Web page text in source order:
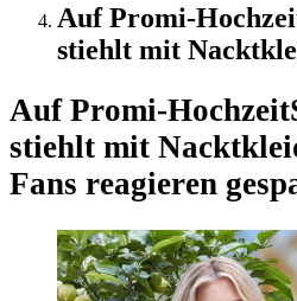
Auf Promi-
stiehlt mit
Auf Promi-Hochzeit
stiehlt mit
Fans reagieren